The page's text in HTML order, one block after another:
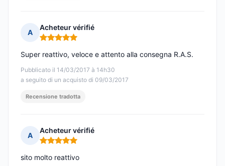
A
Acheteur vérifié
Nota: 5 su 5
Pubblicato il 14/03/2017 à 14h30
a seguito di un acquisto di 09/03/2017
Super reattivo, veloce e attento alla consegna R.A.S.
Recensione tradotta
A
Acheteur vérifié
Nota: 5 su 5
sito molto reattivo